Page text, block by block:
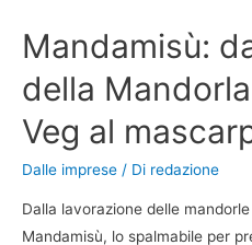
Mandamisù:
della
Veg al
Dalle imprese / Di redazione
Dalla lavorazione delle
Mandamisù, lo spalmabile per